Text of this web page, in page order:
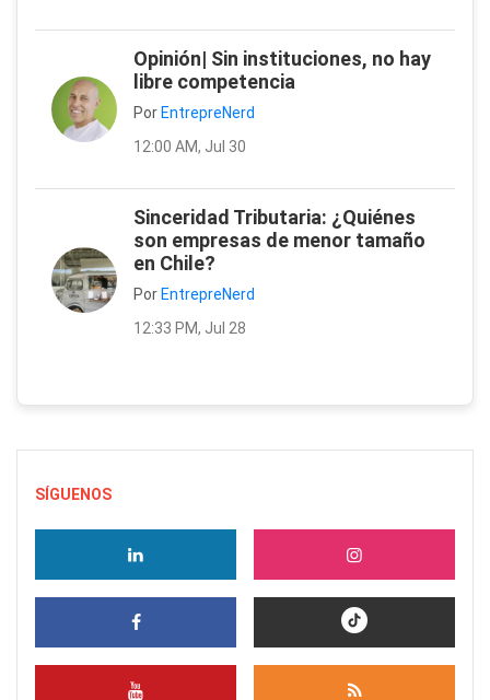
Opinión| Sin instituciones, no hay
libre competencia
Por EntrepreNerd
12:00 AM, Jul 30
Sinceridad Tributaria: ¿Quiénes
son empresas de menor tamaño
en Chile?
Por EntrepreNerd
12:33 PM, Jul 28
SÍGUENOS